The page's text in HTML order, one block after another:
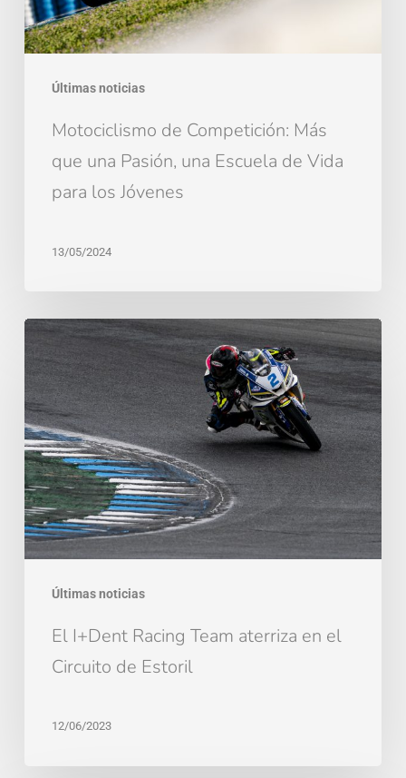
Últimas noticias
una
Escuela
Vida
para
Jóvenes
Motociclismo de Competición: Más
que una Pasión, una Escuela de Vida
para los Jóvenes
13/05/2024
Últimas noticias
El
I+Dent
Racing
Team
aterriza
en
el
Circuito
de
El I+Dent Racing Team aterriza en el
Circuito de Estoril
12/06/2023